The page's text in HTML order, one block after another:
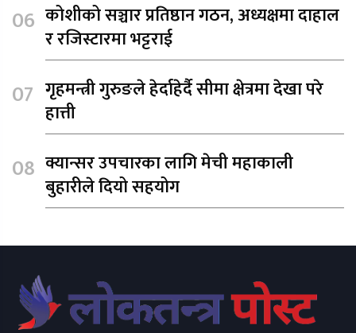
कोशीको सञ्चार प्रतिष्ठान गठन, अध्यक्षमा दाहाल
र रजिस्टारमा भट्टराई
गृहमन्त्री गुरुङले हेर्दाहेर्दै सीमा क्षेत्रमा देखा परे
हात्ती
क्यान्सर उपचारका लागि मेची महाकाली
बुहारीले दियो सहयोग